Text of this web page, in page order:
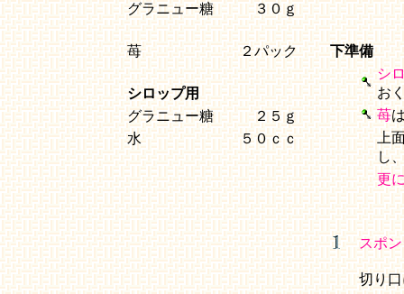
グラニュー糖 ３０ｇ
苺 ２パック
シロップ用
グラニュー糖
２５ｇ
水
５０ｃｃ
下準備
シ
お
苺
上
し
更
スポ
切り